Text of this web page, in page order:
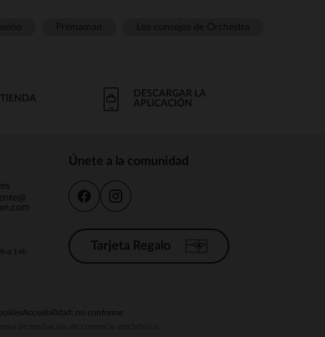
DESCARGAR LA
APLICACIÓN
a 14h
Únete a la comunidad
Tarjeta Regalo
Accesibilidad: no conforme